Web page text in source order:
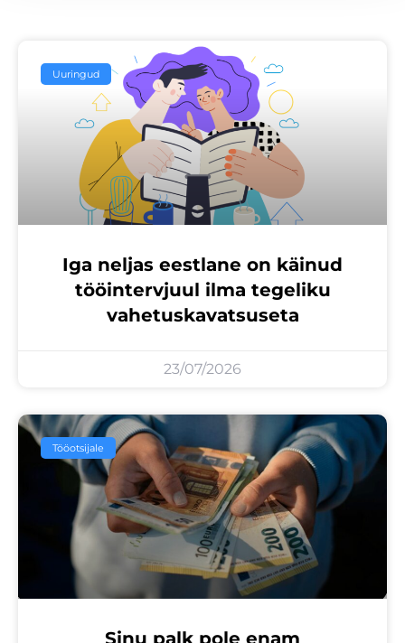
Uuringud
Iga neljas eestlane on käinud
tööintervjuul ilma tegeliku
vahetuskavatsuseta
23/07/2026
Tööotsijale
Sinu palk pole enam